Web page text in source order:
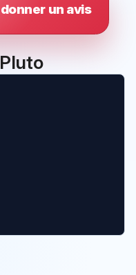
un avis